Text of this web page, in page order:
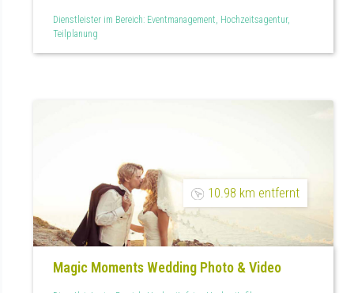
Hochzeitsplanerin
Dienstleister im Bereich: Eventmanagement, Hochzeitsagentur,
Teilplanung
10.98 km entfernt
Magic Moments Wedding Photo & Video